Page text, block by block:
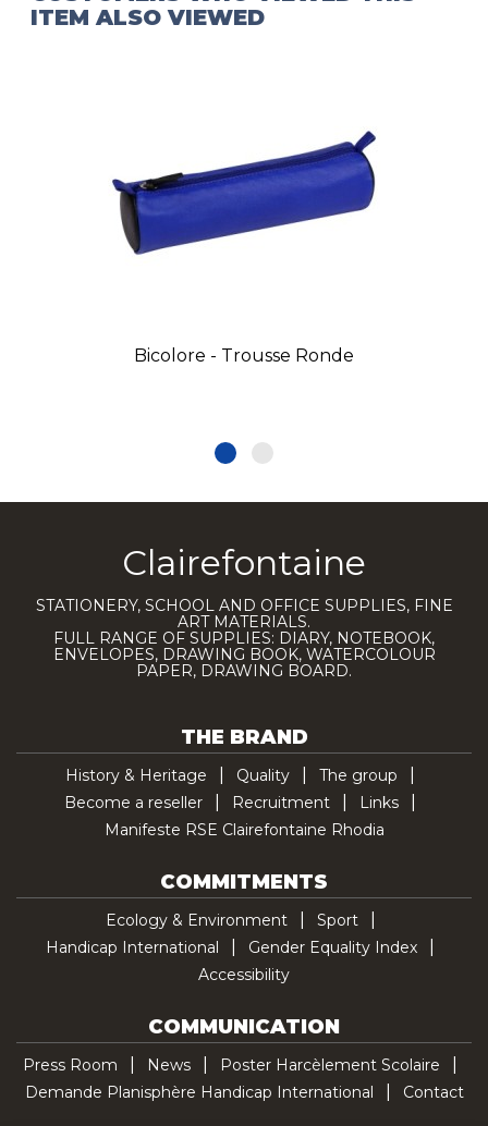
ITEM ALSO VIEWED
Bicolore - Trousse Ronde
Clairefontaine
STATIONERY, SCHOOL AND OFFICE SUPPLIES, FINE
ART MATERIALS.
FULL RANGE OF SUPPLIES: DIARY, NOTEBOOK,
ENVELOPES, DRAWING BOOK, WATERCOLOUR
PAPER, DRAWING BOARD.
THE BRAND
History & Heritage Quality
The group
Become a reseller
Recruitment
Links
Manifeste RSE Clairefontaine Rhodia
COMMITMENTS
Ecology & Environment
Sport
Handicap International
Gender Equality Index
Accessibility
COMMUNICATION
Press Room News
Poster Harcèlement Scolaire
Demande Planisphère Handicap International
Contact